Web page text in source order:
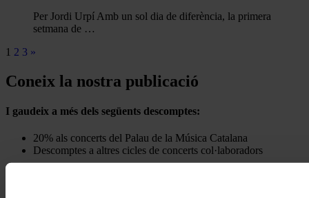
Per Jordi Urpí Amb un sol dia de diferència, la primera
setmana de …
1 2 3 »
Coneix la nostra publicació
I gaudeix a més dels següents descomptes:
20% als concerts del Palau de la Música Catalana
Descomptes a altres cicles de concerts col·laboradors